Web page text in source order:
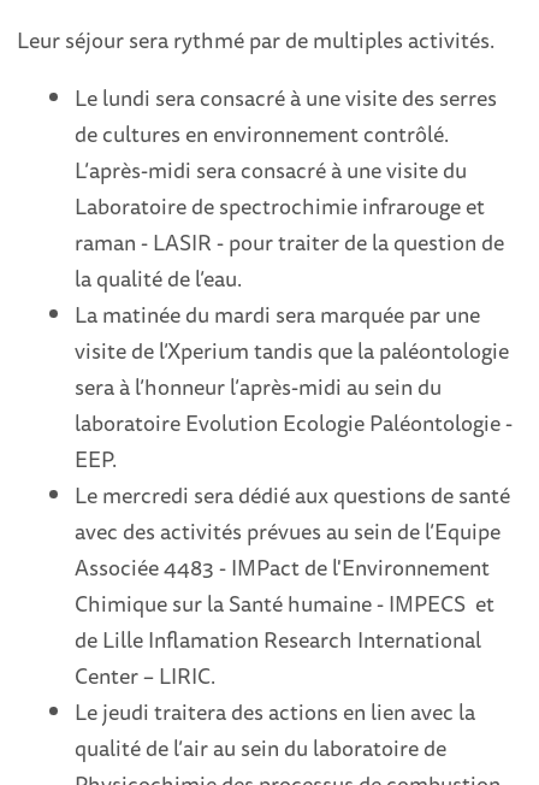
Leur séjour sera rythmé par de multiples activités.
Le lundi sera consacré à une visite des serres
de cultures en environnement contrôlé.
L’après-midi sera consacré à une visite du
Laboratoire de spectrochimie infrarouge et
raman - LASIR - pour traiter de la question de
la qualité de l’eau.
La matinée du mardi sera marquée par une
visite de l’Xperium tandis que la paléontologie
sera à l’honneur l’après-midi au sein du
laboratoire Evolution Ecologie Paléontologie -
EEP.
Le mercredi sera dédié aux questions de santé
avec des activités prévues au sein de l’Equipe
Associée 4483 - IMPact de l'Environnement
Chimique sur la Santé humaine - IMPECS et
de Lille Inflamation Research International
Center – LIRIC.
Le jeudi traitera des actions en lien avec la
qualité de l’air au sein du laboratoire de